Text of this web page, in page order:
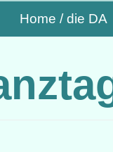
Home / die DA